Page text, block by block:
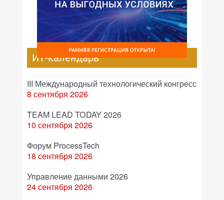
ИТ-календарь
III Международный технологический конгресс
8 сентября 2026
TEAM LEAD TODAY 2026
10 сентября 2026
Форум ProcessTech
18 сентября 2026
Управление данными 2026
24 сентября 2026